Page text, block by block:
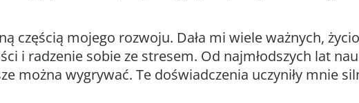
częścią mojego rozwoju. Dała mi wiele ważnych,
i radzenie sobie ze stresem. Od najmłodszych lat
można wygrywać. Te doświadczenia uczyniły mnie